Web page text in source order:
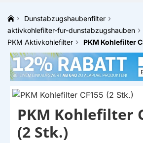
m
e
Dunstabzugshaubenfilter
aktivkohlefilter-fur-dunstabzugshauben
PKM Aktivkohlefilter
PKM Kohlefilter
PKM Kohlefilter
(2 Stk.)